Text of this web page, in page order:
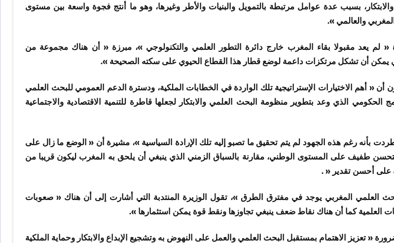
بسبب عدة عوامل مرتبطة بالتمويل والبنيات والأطر وغيرها، وهو ما أنتج فجوة واسعة بين مستوى
والعالمي ».
« لم يعد مقبولا بقاء المغرب خارج دائرة التطور العلمي والتكنولوجي »، مبرزة « أن هناك مجموعة من
يمكن أن تشكل مرتكزات داعمة لوضع قطار هذا القطاع الحيوي على سكته الصحيحة ».
أن « أهم الاختيارات الإستراتيجية تلك الواردة في الخطابات الملكية، ودسترة الدعم العمومي للبحث العلمي
الحكومي الذي وعد بتطوير منظومة البحث العلمي والابتكار لجعلها قاطرة للتنمية الاقتصادية والاجتماعية
بأنه رغم هذه الجهود لم يتم تحقيق ما تصبو إليه تلك الإرادة السياسية »، مشيرة أن « الوضع ما زال على
طفيف على المستوى الوطني، مقارنة بالسباق الزمني الذي ينبغي أن يلحق به المغرب ليكون قريبا من
على أحسن تقدير « .
العلمي المغربي يوجد في مفترق الطرق »، تقول الوزيرة المنتدبة التي أشارت إلى أن هناك « صعوبات
العلمية كما أن هناك نقاط ضعف ينبغي تجاوزها ونقط قوة يمكن استثمارها ».
« تعزيز الاهتمام بمستقبل البحث العلمي والعمل على النهوض به وتشجيع الإبداع والابتكار وحماية الملكية